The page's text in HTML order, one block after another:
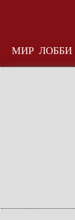
МИР ЛОББИ